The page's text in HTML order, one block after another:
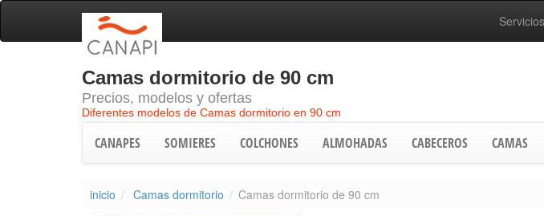
Servicios
Camas dormitorio de 90 cm
Precios, modelos y ofertas
Diferentes modelos de Camas dormitorio en 90 cm
CANAPES SOMIERES COLCHONES ALMOHADAS CABECEROS CAMAS
inicio Camas dormitorio Camas dormitorio de 90 cm